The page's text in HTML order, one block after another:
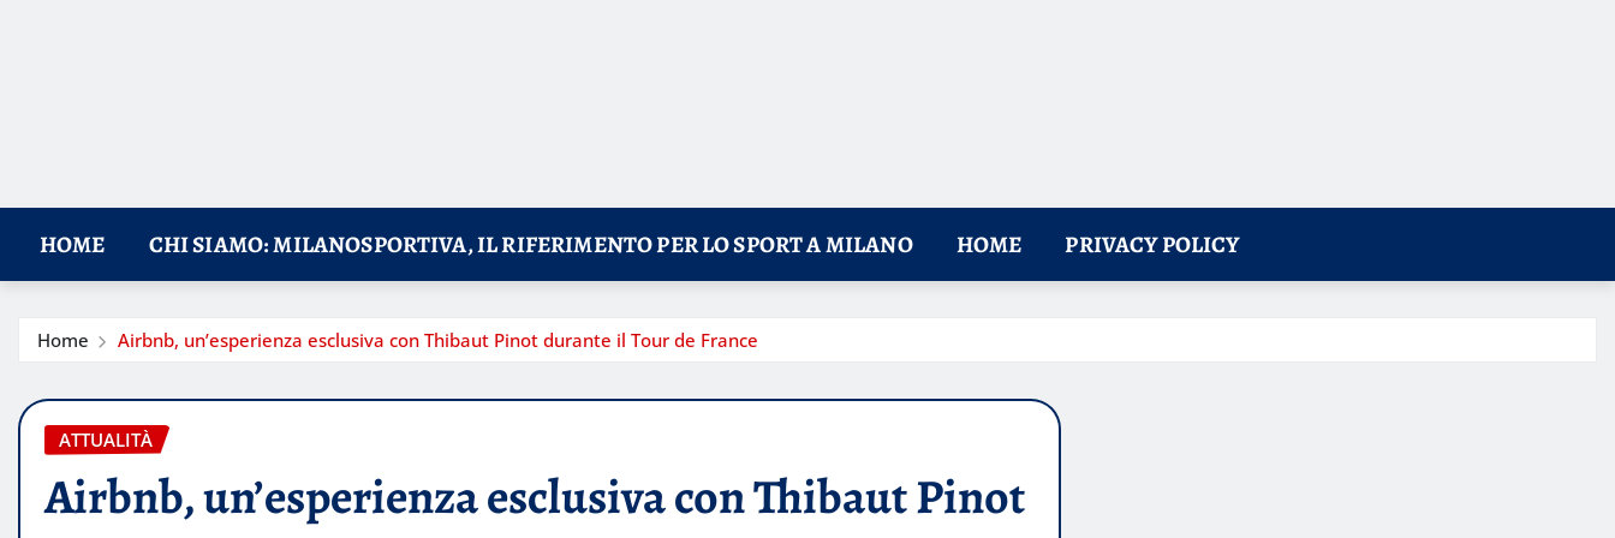
HOME CHI SIAMO: MILANOSPORTIVA, IL RIFERIMENTO PER LO SPORT A MILANO HOME PRIVACY POLICY
Home Airbnb, un’esperienza esclusiva con Thibaut Pinot durante il Tour de France
ATTUALITÀ
Airbnb, un’esperienza esclusiva con Thibaut Pinot